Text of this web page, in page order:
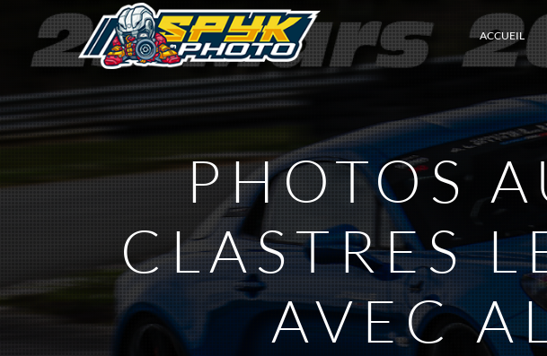
ACCUEIL
PHOTOS
CLASTRES
AVEC